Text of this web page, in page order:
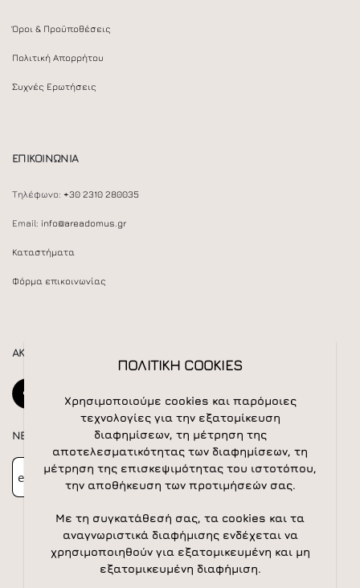
Όροι & Προϋποθέσεις
Πολιτική Απορρήτου
Συχνές Ερωτήσεις
ΕΠΙΚΟΙΝΩΝΙΑ
Τηλέφωνο: +30 2310 280035
Email: info@areadomus.gr
Καταστήματα
Φόρμα επικοινωνίας
ΑΚΟΛΟΥΘΕΙΣΤΕ ΜΑΣ
NEWSLETTER
Newsletter Subscribe
ΠΟΛΙΤΙΚΗ COOKIES
Χρησιμοποιούμε cookies και παρόμοιες
τεχνολογίες για την εξατομίκευση
διαφημίσεων, τη μέτρηση της
αποτελεσματικότητας των διαφημίσεων, τη
μέτρηση της επισκεψιμότητας του ιστοτόπου,
την αποθήκευση των προτιμήσεών σας.
Με τη συγκατάθεσή σας, τα cookies και τα
αναγνωριστικά διαφήμισης ενδέχεται να
χρησιμοποιηθούν για εξατομικευμένη και μη
εξατομικευμένη διαφήμιση.